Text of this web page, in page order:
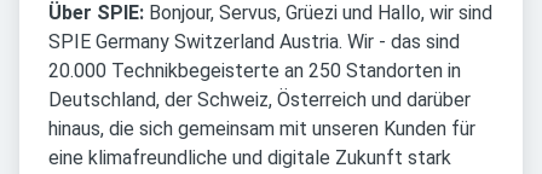
Über SPIE: Bonjour, Servus, Grüezi und Hallo, wir sind
SPIE Germany Switzerland Austria. Wir - das sind
20.000 Technikbegeisterte an 250 Standorten in
Deutschland, der Schweiz, Österreich und darüber
hinaus, die sich gemeinsam mit unseren Kunden für
eine klimafreundliche und digitale Zukunft stark